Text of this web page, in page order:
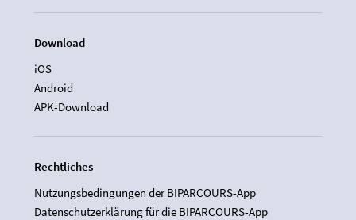
Download
iOS
Android
APK-Download
Rechtliches
Nutzungsbedingungen der BIPARCOURS-App
Datenschutzerklärung für die BIPARCOURS-App